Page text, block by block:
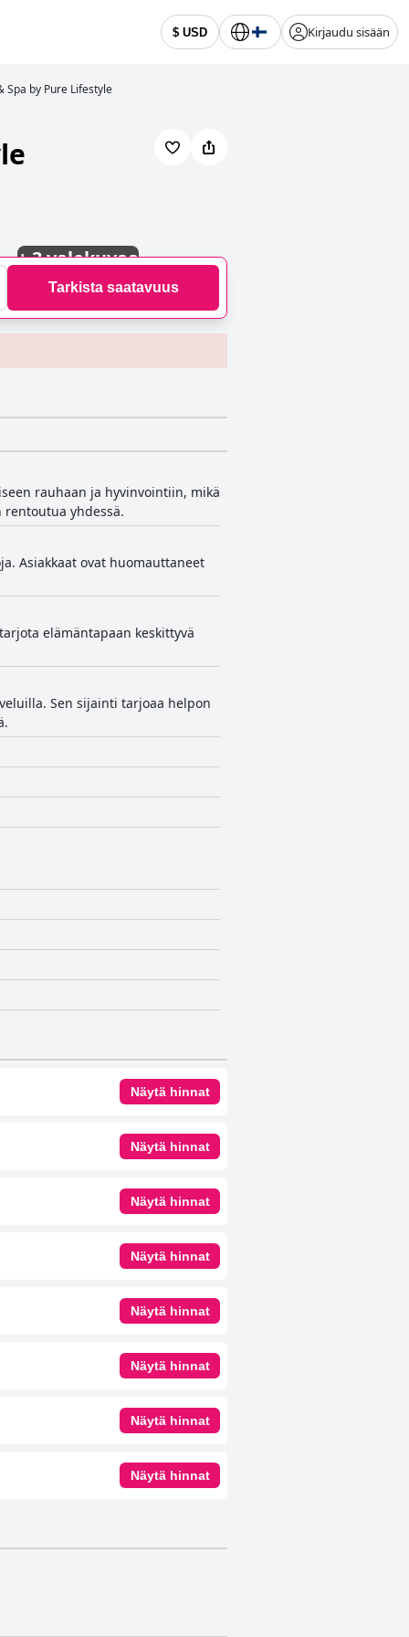
$ USD Kirjaudu sisään
Spa by Pure Lifestyle
+3 valokuvaa
Tarkista saatavuus
rauhaan ja hyvinvointiin, mikä
yhdessä.
Asiakkaat ovat huomauttaneet
elämäntapaan keskittyvä
Sen sijainti tarjoaa helpon
Näytä hinnat
Näytä hinnat
Näytä hinnat
Näytä hinnat
Näytä hinnat
Näytä hinnat
Näytä hinnat
Näytä hinnat